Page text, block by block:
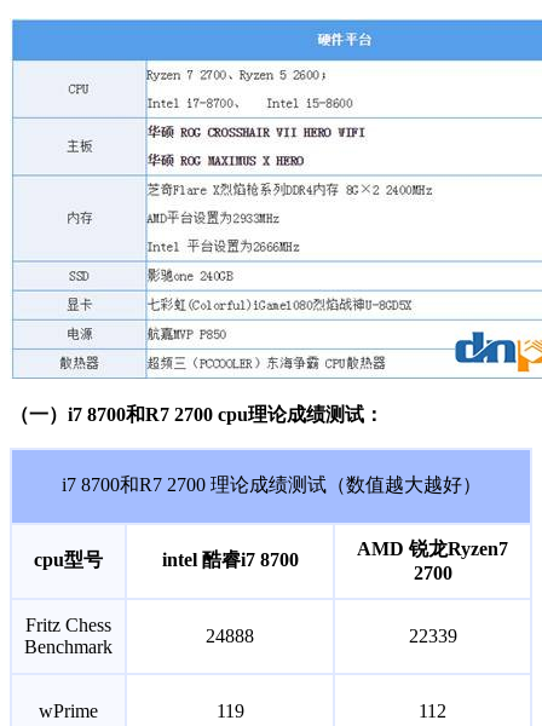
（一）i7 8700和R7 2700 cpu理论成绩测试：
i7 8700和R7 2700 理论成绩测试（数值越大越好）
cpu型号 intel 酷睿i7 8700
AMD 锐龙Ryzen7
2700
Fritz Chess
Benchmark
24888 22339
wPrime 119 112